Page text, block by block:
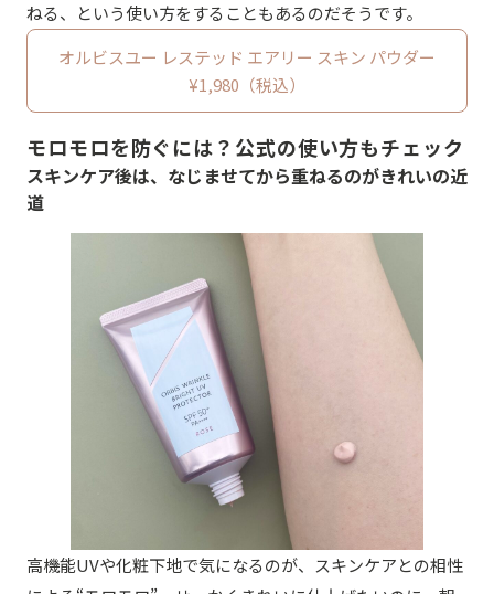
ねる、という使い方をすることもあるのだそうです。
オルビスユー レステッド エアリー スキン パウダー
¥1,980（税込）
モロモロを防ぐには？公式の使い方もチェック
スキンケア後は、なじませてから重ねるのがきれいの近
道
高機能UVや化粧下地で気になるのが、スキンケアとの相性